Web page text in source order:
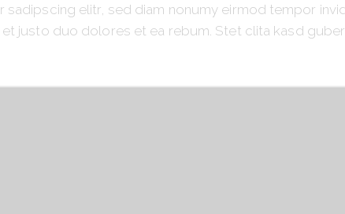
elitr, sed diam nonumy eirmod tempor
justo duo dolores et ea rebum. Stet clita kasd